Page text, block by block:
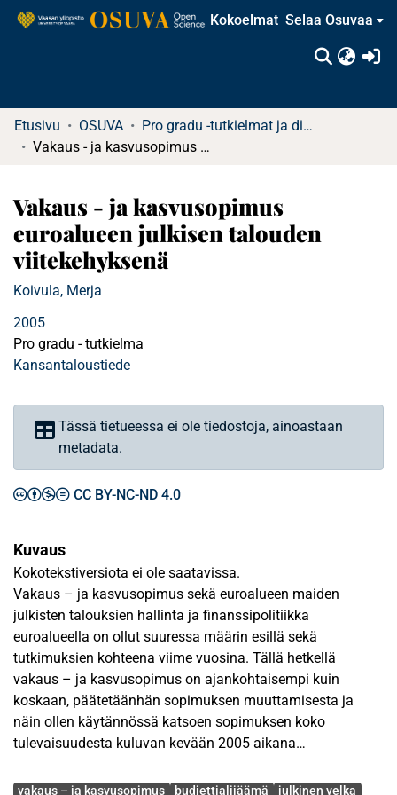
Kokoelmat Selaa Osuvaa
Etusivu OSUVA
Pro gradu -tutkielmat ja diplomityöt
Vakaus - ja kasvusopimus euroalueen julkisen talouden viitekehyksenä
Vakaus - ja kasvusopimus
euroalueen julkisen talouden
viitekehyksenä
Koivula, Merja
2005
Pro gradu - tutkielma
Kansantaloustiede
Tässä tietueessa ei ole tiedostoja, ainoastaan
metadata.
CC BY-NC-ND 4.0
Kuvaus
Kokotekstiversiota ei ole saatavissa.
Vakaus – ja kasvusopimus sekä euroalueen maiden
julkisten talouksien hallinta ja finanssipolitiikka
euroalueella on ollut suuressa määrin esillä sekä
tutkimuksien kohteena viime vuosina. Tällä hetkellä
vakaus – ja kasvusopimus on ajankohtaisempi kuin
koskaan, päätetäänhän sopimuksen muuttamisesta ja
näin ollen käytännössä katsoen sopimuksen koko
tulevaisuudesta kuluvan kevään 2005 aikana
Tutkielmassa käsitellään euroalueen maiden julkisen
Avainsanat
vakaus – ja kasvusopimus budjettialijäämä julkinen velka